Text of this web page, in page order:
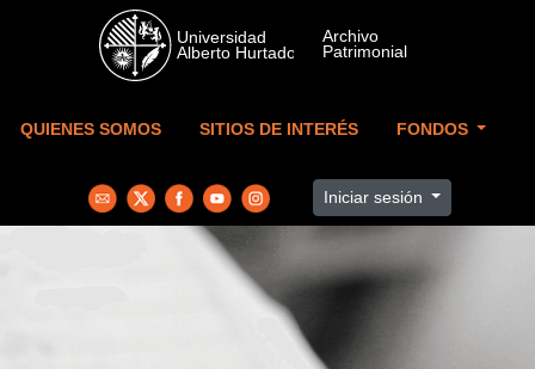
Skip to main content
QUIENES SOMOS SITIOS DE INTERÉS FONDOS
Iniciar sesión